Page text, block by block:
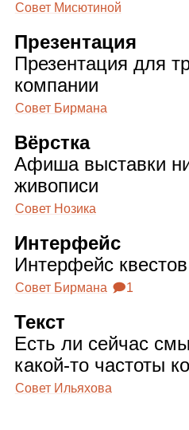
Совет Мисютиной
Презентация
Презентация для
компании
Совет Бирмана
Вёрстка
Афиша выставки
живописи
Совет Нозика
Интерфейс
Интерфейс квестов
Совет Бирмана 🗩1
Текст
Есть ли сейчас
какой‑то частоты
Совет Ильяхова